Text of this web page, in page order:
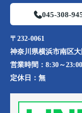
045-308-
〒232-0061
神奈川県横浜市南区
営業時間： 8:30～23:00
定休日： 無